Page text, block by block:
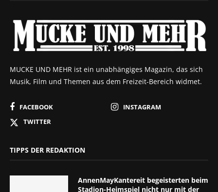
MUCKE UND MEHR ist ein unabhängiges Magazin, das sich
Musik, Film und Themen aus dem Freizeit-Bereich widmet.
FACEBOOK
INSTAGRAM
TWITTER
TIPPS DER REDAKTION
AnnenMayKantereit begeisterten beim
Stadion-Heimspiel nicht nur mit der